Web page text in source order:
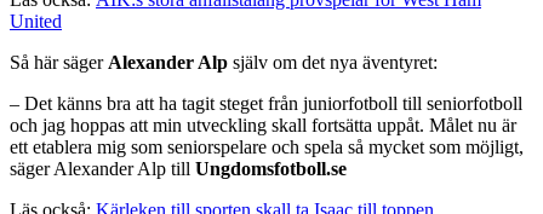
United
Så här säger Alexander Alp själv om det nya äventyret:
– Det känns bra att ha tagit steget från juniorfotboll till seniorfotboll
och jag hoppas att min utveckling skall fortsätta uppåt. Målet nu är
ett etablera mig som seniorspelare och spela så mycket som möjligt,
säger Alexander Alp till Ungdomsfotboll.se